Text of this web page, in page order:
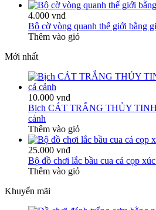
4.000 vnđ
Bộ cờ vòng quanh thế giới bằng
Thêm vào giỏ
Mới nhất
10.000 vnđ
Bịch CÁT TRẮNG THỦY TINH
cảnh
Thêm vào giỏ
25.000 vnđ
Bộ đồ chơi lắc bầu cua cá cọp
Thêm vào giỏ
Khuyến mãi